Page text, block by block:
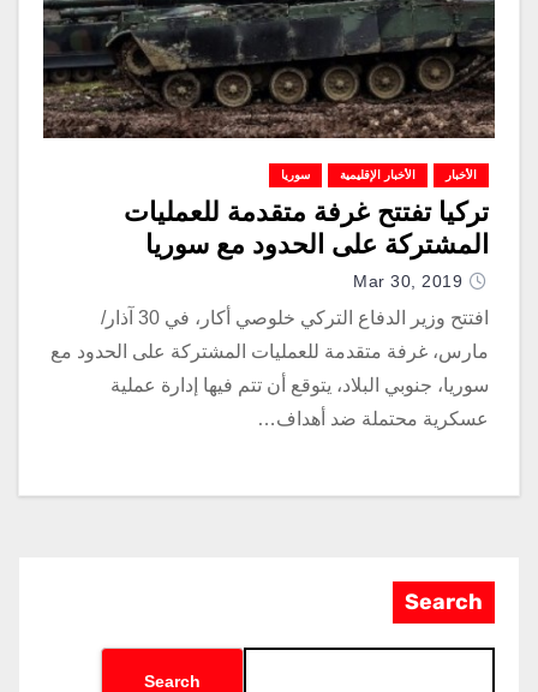
الأخبار الأخبار الإقليمية سوريا
تركيا تفتتح غرفة متقدمة للعمليات
المشتركة على الحدود مع سوريا
Mar 30, 2019
افتتح وزير الدفاع التركي خلوصي أكار، في 30 آذار/
مارس، غرفة متقدمة للعمليات المشتركة على الحدود مع
سوريا، جنوبي البلاد، يتوقع أن تتم فيها إدارة عملية
عسكرية محتملة ضد أهداف…
Search
Search